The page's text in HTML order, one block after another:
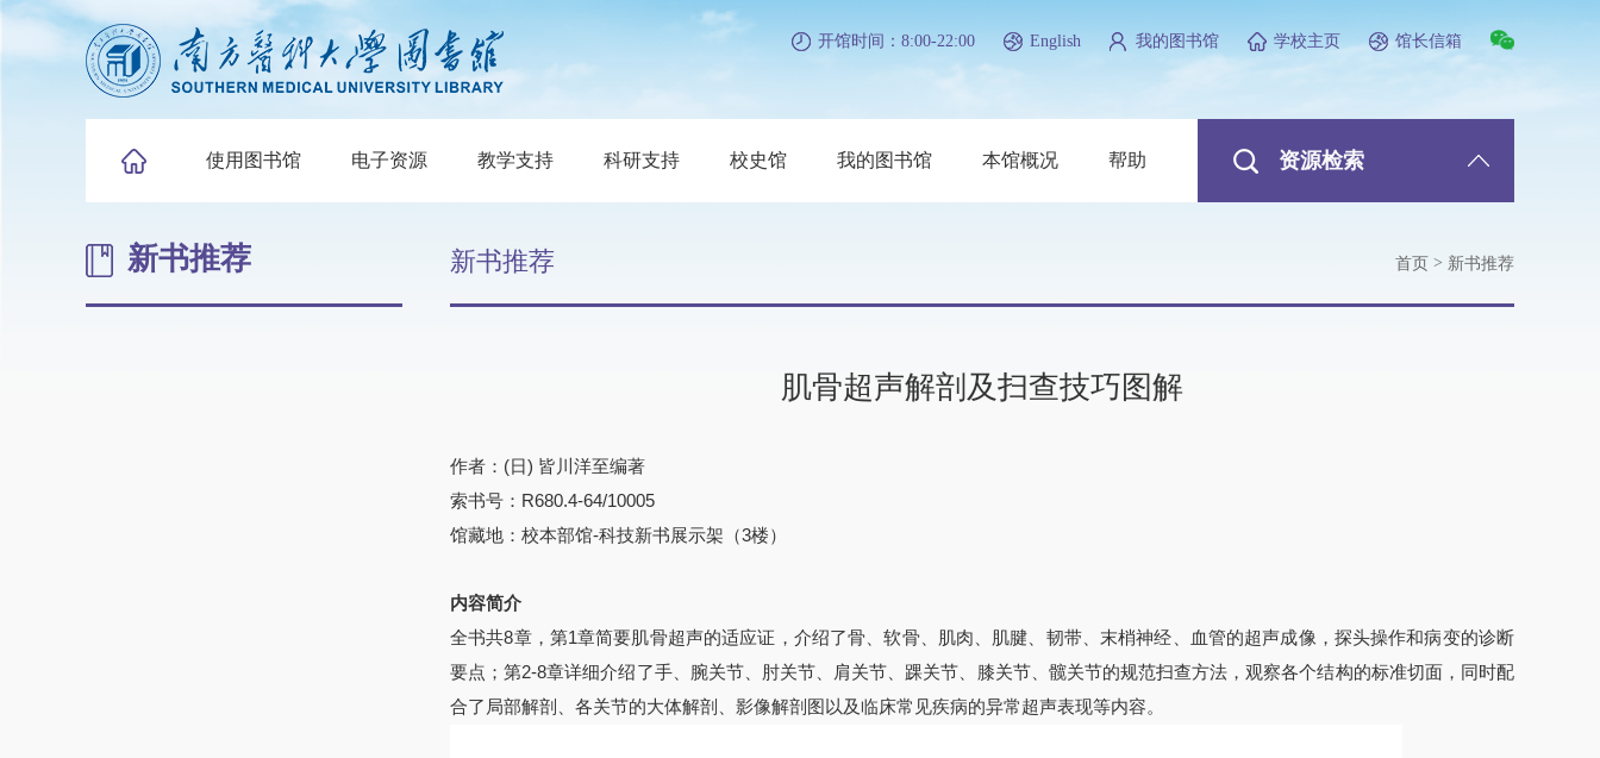
开馆时间：8:00-22:00 English 我的图书馆 学校主页 馆长信箱
资源检索
使用图书馆 电子资源 教学支持 科研支持 校史馆 我的图书馆 本馆概况 帮助
新书推荐 新书推荐 首页 > 新书推荐
肌骨超声解剖及扫查技巧图解
作者：(日) 皆川洋至编著
索书号：R680.4-64/10005
馆藏地：校本部馆-科技新书展示架（3楼）
内容简介
全书共8章，第1章简要肌骨超声的适应证，介绍了骨、软骨、肌肉、肌腱、韧带、末梢神经、血管的超声成像，探头操作和病变的诊断
要点；第2-8章详细介绍了手、腕关节、肘关节、肩关节、踝关节、膝关节、髋关节的规范扫查方法，观察各个结构的标准切面，同时配
合了局部解剖、各关节的大体解剖、影像解剖图以及临床常见疾病的异常超声表现等内容。